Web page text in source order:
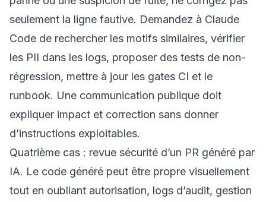
seulement la ligne fautive. Demandez à Claude
Code de rechercher les motifs similaires, vérifier
les PII dans les logs, proposer des tests de non-
régression, mettre à jour les gates CI et le
runbook. Une communication publique doit
expliquer impact et correction sans donner
d’instructions exploitables.
Quatrième cas : revue sécurité d’un PR généré par
IA. Le code généré peut être propre visuellement
tout en oubliant autorisation, logs d’audit, gestion